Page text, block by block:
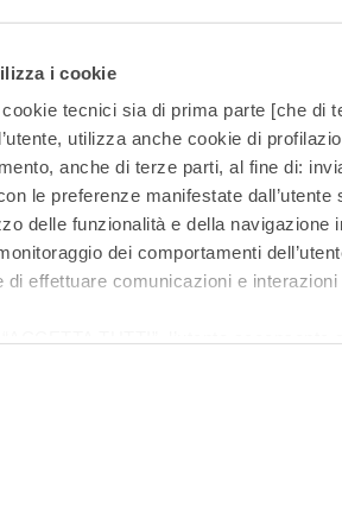
i cookie
tecnici sia di prima parte [che di
utilizza anche cookie di
anche di terze parti, al fine di:
le preferenze manifestate dall’utente
delle funzionalità e della navigazione
dei comportamenti
di effettuare comunicazioni e
e può essere revocato in qualsiasi
cookie che usiamo può accedere alla
Scopri di
più